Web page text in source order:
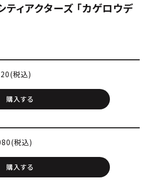
ィアクターズ 「カゲロウデ
税込)
購入する
税込)
購入する